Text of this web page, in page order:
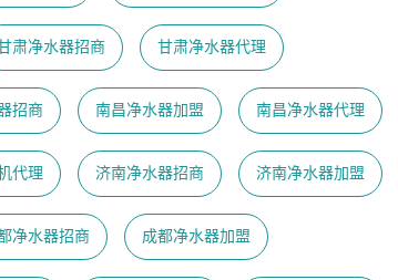
肃净水器招商 甘肃净水器代理
招商 南昌净水器加盟 南昌净水器代理
代理 济南净水器招商 济南净水器加盟
净水器招商 成都净水器加盟